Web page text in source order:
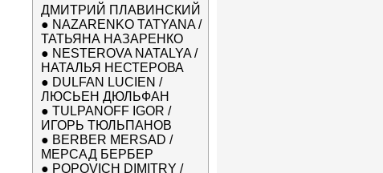
ДМИТРИЙ ПЛАВИНСКИЙ
● NAZARENKO TATYANA /
ТАТЬЯНА НАЗАРЕНКО
● NESTEROVA NATALYA /
НАТАЛЬЯ НЕСТЕРОВА
● DULFAN LUCIEN /
ЛЮСЬЕН ДЮЛЬФАН
● TULPANOFF IGOR /
ИГОРЬ ТЮЛЬПАНОВ
● BERBER MERSAD /
МЕРСАД БЕРБЕР
● POPOVICH DIMITRY /